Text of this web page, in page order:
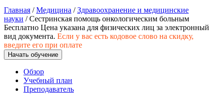
Управление административно-
хозяйственной деятельностью
Техника-технологии
Прикладная геология, горное дело,
нефтегазовое дело и геодезия
Главная /Медицина /Здравоохранение и медицинские
науки / Сестринская помощь онкологическим больным
Бесплатно Цена указана для физических лиц за электронный
вид документа. Если у вас есть кодовое слово на скидку,
введите его при оплате
Начать обучение
Обзор
Учебный план
Преподаватель